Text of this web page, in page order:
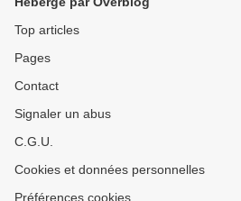
Top articles
Pages
Contact
Signaler un abus
C.G.U.
Cookies et données personnelles
Préférences cookies